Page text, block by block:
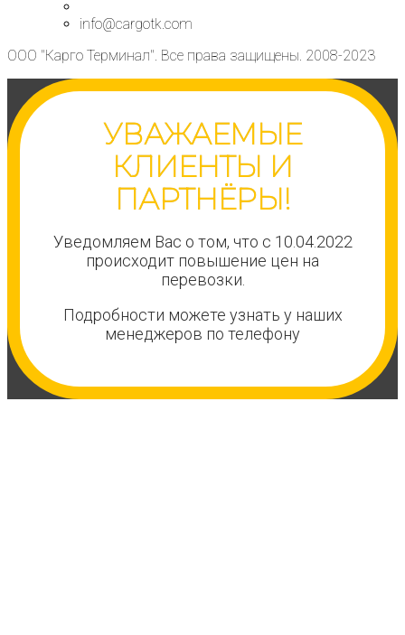
info@cargotk.com
ООО "Карго Терминал". Все права защищены. 2008-2023
УВАЖАЕМЫЕ
КЛИЕНТЫ И
ПАРТНЁРЫ!
Уведомляем Вас о том, что с 10.04.2022
происходит повышение цен на
перевозки.
Подробности можете узнать у наших
менеджеров по телефону